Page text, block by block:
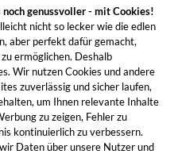
genussvoller - mit Cookies!
nicht so lecker wie die edlen
aber perfekt dafür gemacht,
ermöglichen. Deshalb
Wir nutzen Cookies und andere
zuverlässig und sicher laufen,
um Ihnen relevante Inhalte
zu zeigen, Fehler zu
kontinuierlich zu verbessern.
Daten über unsere Nutzer und